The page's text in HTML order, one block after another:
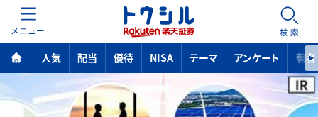
MENU 検索
人気 配当 優待 NISA テーマ アンケート 著者